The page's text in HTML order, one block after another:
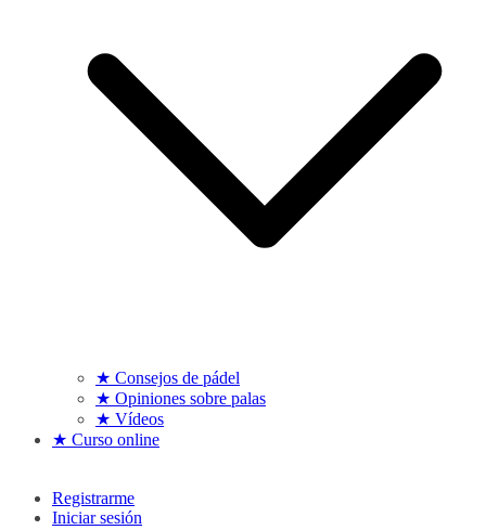
★ Consejos de pádel
★ Opiniones sobre palas
★ Vídeos
★ Curso online
Registrarme
Iniciar sesión